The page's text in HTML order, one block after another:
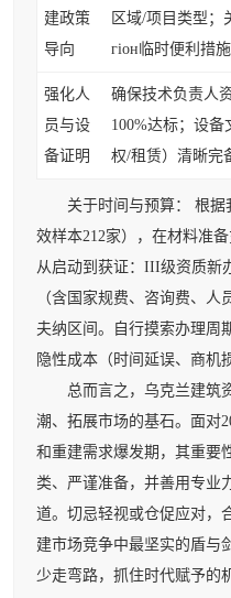
建政策
导向
区域/项目类型；
гіон临时便利措施
强化人
员与设
备证明
确保技术负责人
100%达标；设备
权/租赁）清晰完
关于时间与预算： 根据
效样本212家），在材料准
从启动到获证：III级资质新
（含国家规费、咨询费、人
夫纳区间。自行摸索办理周
隐性成本（时间延误、商机
总而言之，乌克兰建筑资
潮、拓展市场的基石。面对
和重建需求爆发期，其重要
类、严谨准备，并善用专业
道。切忌轻视或仓促应对，
建市场竞争中最坚实的盾与
少走弯路，抓住时代赋予的